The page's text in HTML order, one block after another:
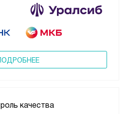
качества